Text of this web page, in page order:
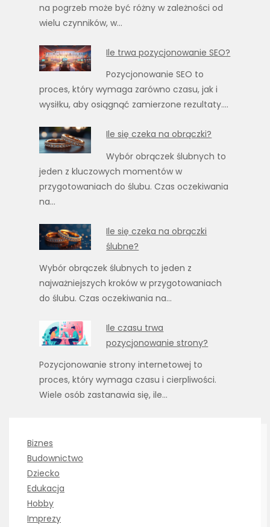
na pogrzeb może być różny w zależności od
wielu czynników, w…
Ile trwa pozycjonowanie SEO?
Pozycjonowanie SEO to
proces, który wymaga zarówno czasu, jak i
wysiłku, aby osiągnąć zamierzone rezultaty.…
Ile się czeka na obrączki?
Wybór obrączek ślubnych to
jeden z kluczowych momentów w
przygotowaniach do ślubu. Czas oczekiwania
na…
Ile się czeka na obrączki
ślubne?
Wybór obrączek ślubnych to jeden z
najważniejszych kroków w przygotowaniach
do ślubu. Czas oczekiwania na…
Ile czasu trwa
pozycjonowanie strony?
Pozycjonowanie strony internetowej to
proces, który wymaga czasu i cierpliwości.
Wiele osób zastanawia się, ile…
Biznes
Budownictwo
Dziecko
Edukacja
Hobby
Imprezy